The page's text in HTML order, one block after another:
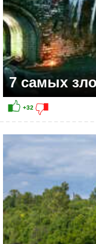
7 самых